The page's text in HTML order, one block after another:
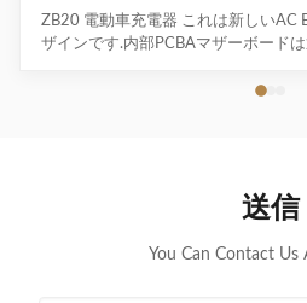
ZB20 電動車充電器 これは新しいAC
ザインです.内部PCBAマザーボード
ています. このデザインが 目を引くも
関 新エネルギー車両の充電ポートと
高度な互換性 • 医療機関 複数のイン
出,リアルタイムの電圧/電流モニタリ
送信
You Can Contact Us